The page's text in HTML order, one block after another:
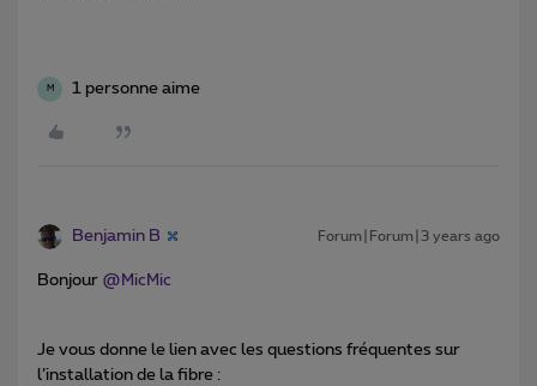
M 1 personne aime
Benjamin B Forum|Forum|3 years ago
Bonjour @MicMic
Je vous donne le lien avec les questions fréquentes sur
l’installation de la fibre :